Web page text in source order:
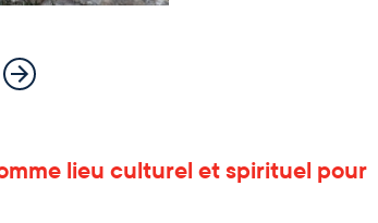
lieu culturel et spirituel pour